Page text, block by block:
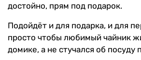
достойно, прям под подарок.
Подойдёт и для подарка, и для
просто чтобы любимый чайник
домике, а не стучался об посуду